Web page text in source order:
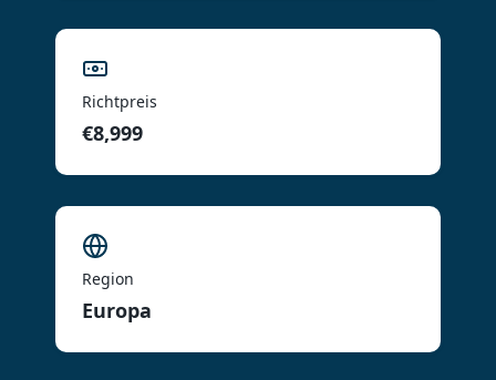
Richtpreis
€8,999
Region
Europa